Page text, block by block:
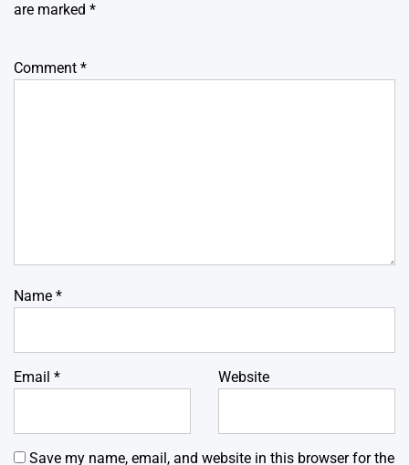
are marked *
Comment *
Name *
Email * Website
Save my name, email, and website in this browser for the